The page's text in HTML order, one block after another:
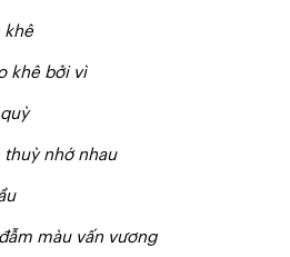
khê
khê bởi vì
thuỳ nhớ nhau
màu vấn vương